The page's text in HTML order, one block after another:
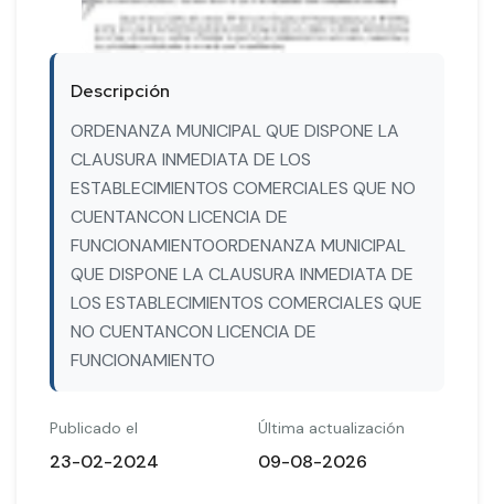
Descripción
ORDENANZA MUNICIPAL QUE DISPONE LA
CLAUSURA INMEDIATA DE LOS
ESTABLECIMIENTOS COMERCIALES QUE NO
CUENTANCON LICENCIA DE
FUNCIONAMIENTOORDENANZA MUNICIPAL
QUE DISPONE LA CLAUSURA INMEDIATA DE
LOS ESTABLECIMIENTOS COMERCIALES QUE
NO CUENTANCON LICENCIA DE
FUNCIONAMIENTO
Publicado el
23-02-2024
Última actualización
09-08-2026